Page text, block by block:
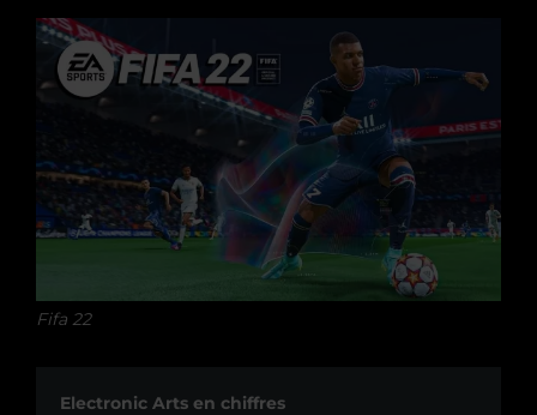
Fifa 22
Electronic Arts en chiffres